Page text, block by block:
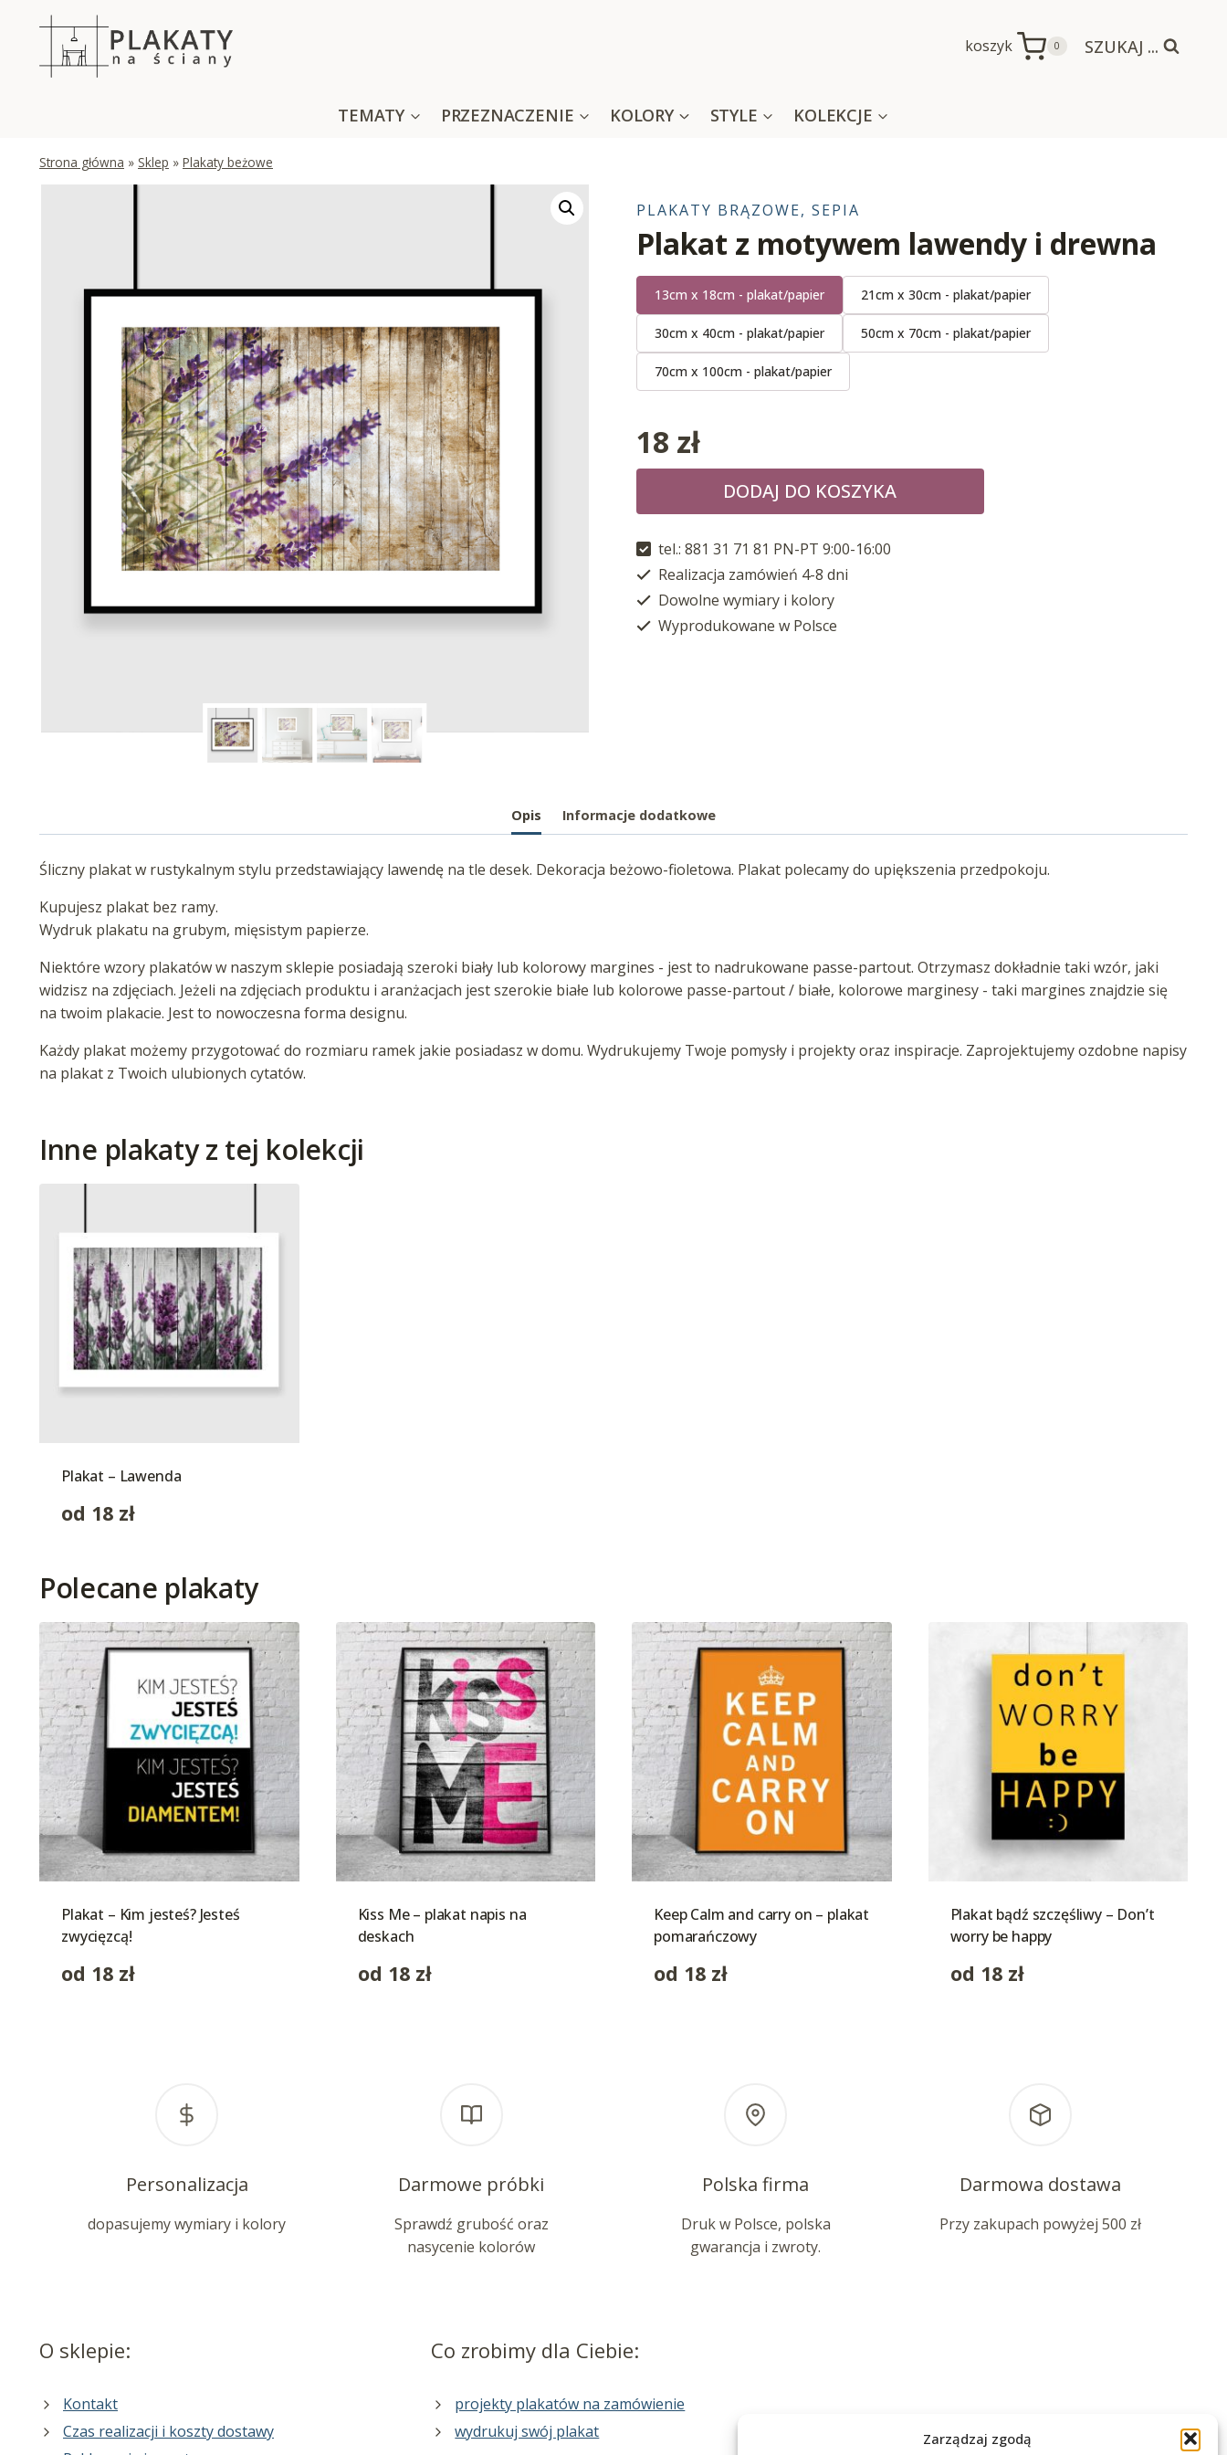
Zarządzaj zgodą
koszyk 0 SZUKAJ ...
TEMATY PRZEZNACZENIE KOLORY STYLE KOLEKCJE
Strona główna » Sklep » Plakaty beżowe
PLAKATY BRĄZOWE, SEPIA
Plakat z motywem lawendy i drewna
13cm x 18cm - plakat/papier 21cm x 30cm - plakat/papier
30cm x 40cm - plakat/papier 50cm x 70cm - plakat/papier
70cm x 100cm - plakat/papier
18 zł
DODAJ DO KOSZYKA
tel.: 881 31 71 81 PN-PT 9:00-16:00
Realizacja zamówień 4-8 dni
Dowolne wymiary i kolory
Wyprodukowane w Polsce
Opis Informacje dodatkowe
Śliczny plakat w rustykalnym stylu przedstawiający lawendę na tle desek. Dekoracja beżowo-fioletowa. Plakat polecamy do upiększenia przedpokoju.
Kupujesz plakat bez ramy.
Wydruk plakatu na grubym, mięsistym papierze.
Niektóre wzory plakatów w naszym sklepie posiadają szeroki biały lub kolorowy margines - jest to nadrukowane passe-partout. Otrzymasz dokładnie taki wzór, jaki
widzisz na zdjęciach. Jeżeli na zdjęciach produktu i aranżacjach jest szerokie białe lub kolorowe passe-partout / białe, kolorowe marginesy - taki margines znajdzie się
na twoim plakacie. Jest to nowoczesna forma designu.
Każdy plakat możemy przygotować do rozmiaru ramek jakie posiadasz w domu. Wydrukujemy Twoje pomysły i projekty oraz inspiracje. Zaprojektujemy ozdobne napisy
na plakat z Twoich ulubionych cytatów.
Inne plakaty z tej kolekcji
Plakat – Lawenda
od 18 zł
Polecane plakaty
Plakat – Kim jesteś? Jesteś
zwycięzcą!
od 18 zł
Kiss Me – plakat napis na
deskach
od 18 zł
Keep Calm and carry on – plakat
pomarańczowy
od 18 zł
Plakat bądź szczęśliwy – Don’t
worry be happy
od 18 zł
Personalizacja
dopasujemy wymiary i kolory
Darmowe próbki
Sprawdź grubość oraz
nasycenie kolorów
Polska firma
Druk w Polsce, polska
gwarancja i zwroty.
Darmowa dostawa
Przy zakupach powyżej 500 zł
O sklepie:
Kontakt
Czas realizacji i koszty dostawy
Co zrobimy dla Ciebie:
projekty plakatów na zamówienie
wydrukuj swój plakat